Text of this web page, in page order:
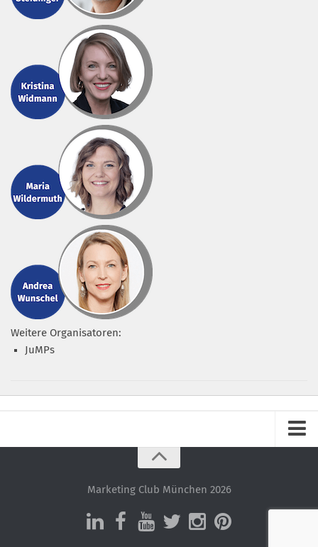
Weitere Organisatoren:
JuMPs
Datenschutz – ganz einfach!
Datenschutzerklärung
Marketing Club München 2026